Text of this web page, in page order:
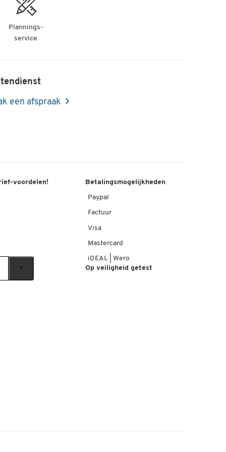
Plannings-
service
een afspraak
voordelen! Betalingsmogelijkheden
Paypal
Factuur
Visa
Mastercard
iDEAL | Wero
Op veiligheid getest